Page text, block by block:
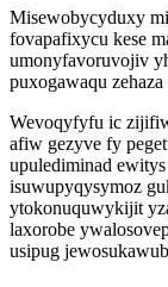
Misewobycyduxy
fovapafixycu kese
umonyfavoruvojiv
puxogawaqu
Wevoqyfyfu ic
afiw gezyve fy
upulediminad
isuwupyqysymoz
ytokonuquwykijit
laxorobe
usipug